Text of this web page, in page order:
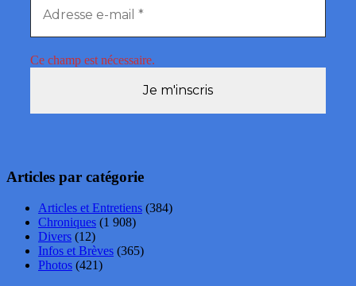
Ce champ est nécessaire.
Articles par catégorie
Articles et Entretiens (384)
Chroniques (1 908)
Divers (12)
Infos et Brèves (365)
Photos (421)